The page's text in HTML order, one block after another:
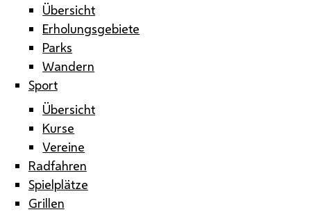
Übersicht
Erholungsgebiete
Parks
Wandern
Sport
Übersicht
Kurse
Vereine
Radfahren
Spielplätze
Grillen